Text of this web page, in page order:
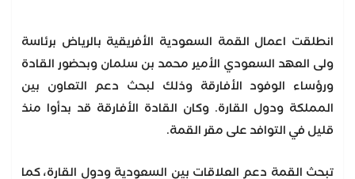
انطلقت اعمال القمة السعودية الأفريقية بالرياض برئاسة
ولى العهد السعودي الأمير محمد بن سلمان وبحضور القادة
ورؤساء الوفود الأفارقة وذلك لبحث دعم التعاون بين
المملكة ودول القارة. وكان القادة الأفارقة قد بدأوا منذ
قليل في التوافد على مقر القمة.
تبحث القمة دعم العلاقات بين السعودية ودول القارة، كما